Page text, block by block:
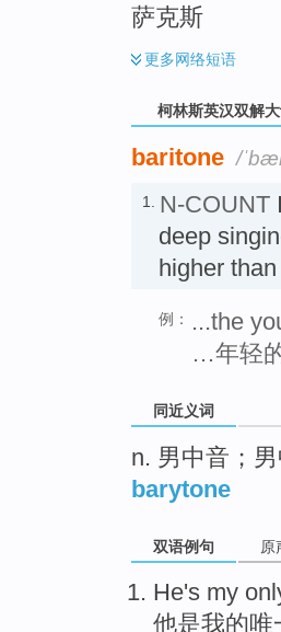
萨克斯
更多网络短语
柯林斯英汉双解
baritone /
1. N-COUNT
deep
higher
例：
...the
…年轻
同近义词
n. 男中音；
barytone
双语例句 原
He's my
他是我的唯